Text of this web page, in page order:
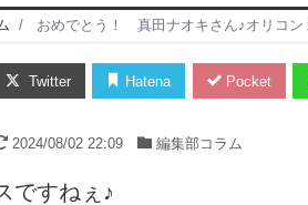
おめでとう！ 真田ナオキさん♪オリコン
Twitter Hatena Pocket
2024/08/02 22:09 編集部コラム
ですねぇ♪